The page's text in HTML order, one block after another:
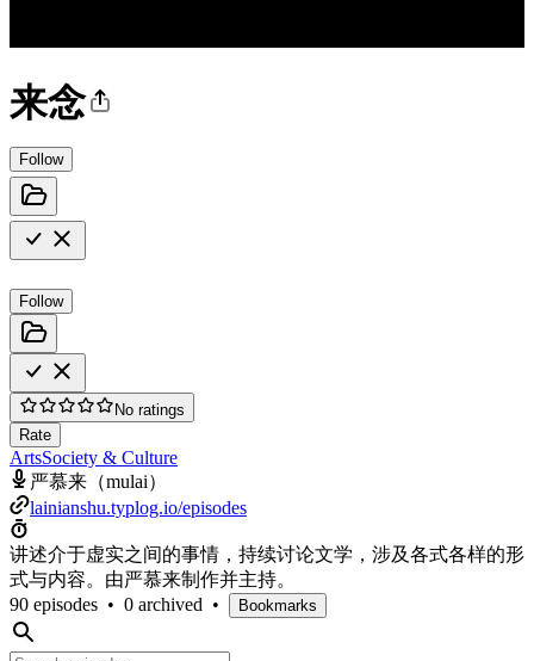
来念
Follow
Follow
No ratings
Rate
ArtsSociety & Culture
严慕来（mulai）
lainianshu.typlog.io/episodes
讲述介于虚实之间的事情，持续讨论文学，涉及各式各样的形
式与内容。由严慕来制作并主持。
90 episodes • 0 archived • Bookmarks